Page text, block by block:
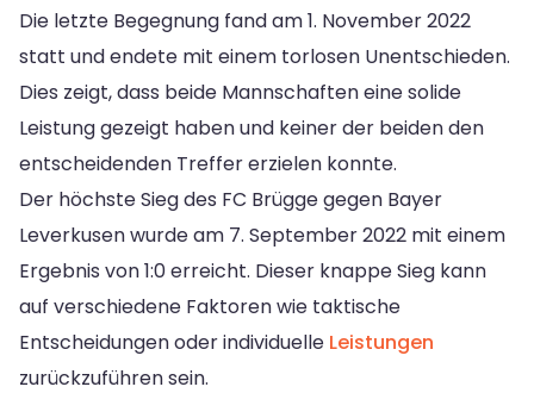
Die letzte Begegnung fand am 1. November 2022
statt und endete mit einem torlosen Unentschieden.
Dies zeigt, dass beide Mannschaften eine solide
Leistung gezeigt haben und keiner der beiden den
entscheidenden Treffer erzielen konnte.
Der höchste Sieg des FC Brügge gegen Bayer
Leverkusen wurde am 7. September 2022 mit einem
Ergebnis von 1:0 erreicht. Dieser knappe Sieg kann
auf verschiedene Faktoren wie taktische
Entscheidungen oder individuelle Leistungen
zurückzuführen sein.